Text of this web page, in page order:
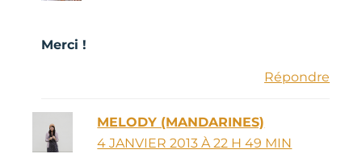
Merci !
Répondre
MELODY (MANDARINES)
4 JANVIER 2013 À 22 H 49 MIN